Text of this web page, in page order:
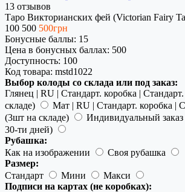
13 отзывов
Таро Викторианских фей (Victorian Fairy
100 500 500грн
Бонусные баллы: 15
Цена в бонусных баллах: 500
Доступность: 100
Код товара: mstd1022
Выбор колоды со склада или под заказ:
Глянец | RU | Стандарт. коробка |
складе)
Мат | RU | Стандарт. коробка |
(3шт на складе)
Индивидуальный заказ
30-ти дней)
Рубашка:
Как на изображении
Своя рубашка
Размер:
Стандарт
Мини
Макси
Подписи на картах (не коробках):